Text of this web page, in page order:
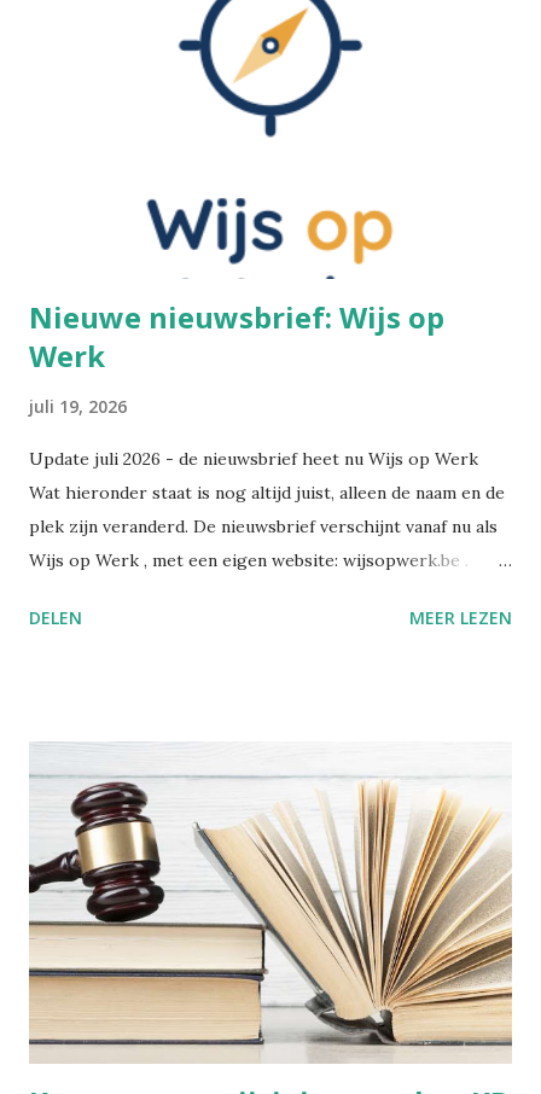
Voetinbinden Ik ga dit cultureel gegeven toch even
kaderen. De praktijk van voetinbinden heeft zich in China
ontwikkeld tijdens de Tang-dynastie (618-907 na Chr.). Het
hield in dat men bij jonge meisjes de voeten omzwachtelde.
resultaat was een "lotusvoetje". Dit gold als een teken van
Nieuwe nieuwsbrief: Wijs op
Werk
juli 19, 2026
Update juli 2026 - de nieuwsbrief heet nu Wijs op Werk
Wat hieronder staat is nog altijd juist, alleen de naam en de
plek zijn veranderd. De nieuwsbrief verschijnt vanaf nu als
Wijs op Werk , met een eigen website: wijsopwerk.be .
gaat: welzijn, preventie, verzuim- en re-integratiebeleid,
rechtstreeks: wijsopwerk.be/nieuwsbrief . -- Juli 2025
Sinds kort heb ik op LinkedIn een nieuwsbrief gelanceerd:
Wegwijs in welzijn. Daarin bundel ik wekelijks de artikels
die ik publiceer over welzijn, preventie en
arbeidsgezondheid. De reden? Er verschijnt zoveel
informatie, wetswijzigingen en opinies dat het soms
moeilijk is om het overzicht te bewaren. Met deze
nieuwsbrief wil ik alles bundelen en gestructureerd ...
DELEN MEER LEZEN